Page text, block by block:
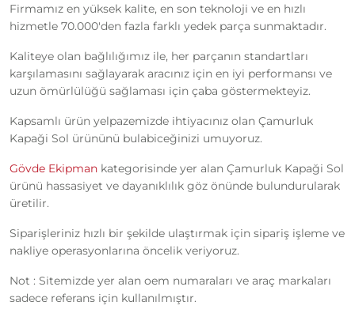
Firmamız en yüksek kalite, en son teknoloji ve en hızlı
hizmetle 70.000'den fazla farklı yedek parça sunmaktadır.
Kaliteye olan bağlılığımız ile, her parçanın standartları
karşılamasını sağlayarak aracınız için en iyi performansı ve
uzun ömürlülüğü sağlaması için çaba göstermekteyiz.
Kapsamlı ürün yelpazemizde ihtiyacınız olan Çamurluk
Kapaği Sol ürününü bulabiceğinizi umuyoruz.
Gövde Ekipman kategorisinde yer alan Çamurluk Kapaği Sol
ürünü hassasiyet ve dayanıklılık göz önünde bulundurularak
üretilir.
Siparişleriniz hızlı bir şekilde ulaştırmak için sipariş işleme ve
nakliye operasyonlarına öncelik veriyoruz.
Not : Sitemizde yer alan oem numaraları ve araç markaları
sadece referans için kullanılmıştır.